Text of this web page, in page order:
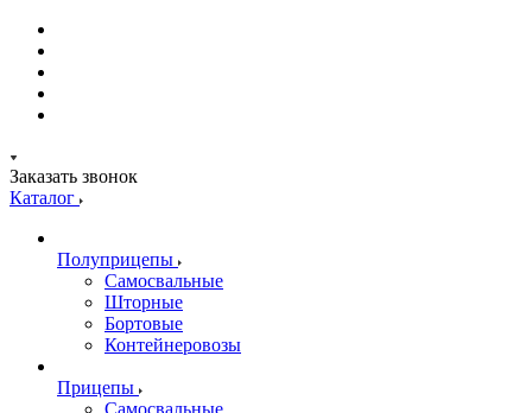
Заказать звонок
Каталог
Полуприцепы
Самосвальные
Шторные
Бортовые
Контейнеровозы
Прицепы
Самосвальные